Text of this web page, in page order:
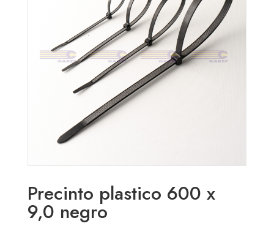
Precinto plastico 600 x
9,0 negro